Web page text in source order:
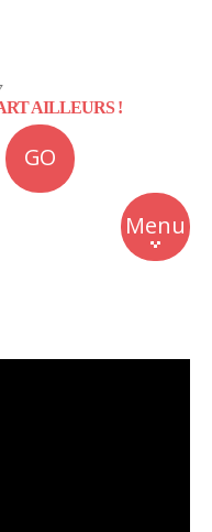
AILLEURS !
GO
Menu
Insolite
Business